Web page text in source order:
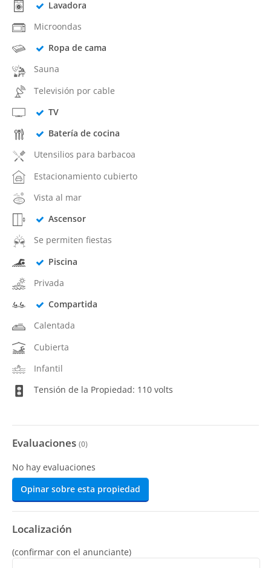
Lavadora
Microondas
Ropa de cama
Sauna
Televisión por cable
TV
Batería de cocina
Utensilios para barbacoa
Estacionamiento cubierto
Vista al mar
Ascensor
Se permiten fiestas
Piscina
Privada
Compartida
Calentada
Cubierta
Infantil
Tensión de la Propiedad: 110 volts
Evaluaciones (0)
No hay evaluaciones
Opinar sobre esta propiedad
Localización
(confirmar con el anunciante)